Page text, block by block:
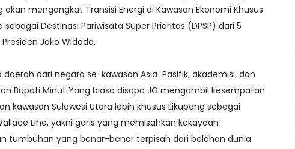
mengangkat Transisi Energi di Kawasan Ekonomi Khusus
sebagai Destinasi Pariwisata Super Prioritas (DPSP) dari 5
Joko Widodo.
dari negara se-kawasan Asia-Pasifik, akademisi, dan
Bupati Minut Yang biasa disapa JG mengambil kesempatan
kawasan Sulawesi Utara lebih khusus Likupang sebagai
Line, yakni garis yang memisahkan kekayaan
tumbuhan yang benar-benar terpisah dari belahan dunia